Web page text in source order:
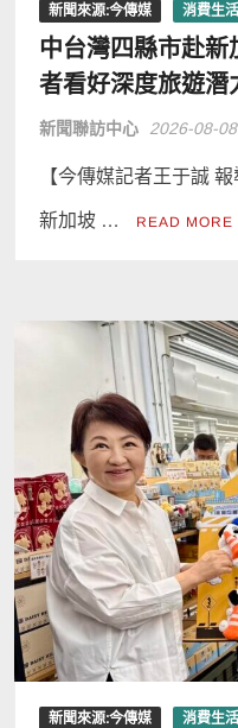
新聞來源:今傳媒 消費生活
中台灣四縣市赴
者看好深度旅遊潛
新聞聯訪中心 2026-08-08
【今傳媒記者王于誠
新加坡 … READ MORE
新聞來源:今傳媒 消費生活